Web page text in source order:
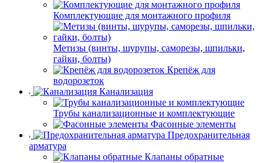
Комплектующие для монтажного профиля
Метизы (винты, шурупы, саморезы, шпильки,
гайки, болты)
Крепёж для
водорозеток
Канализация
Трубы канализационные и комплектующие
Фасонные элементы
Предохранительная
арматура
Клапаны обратные